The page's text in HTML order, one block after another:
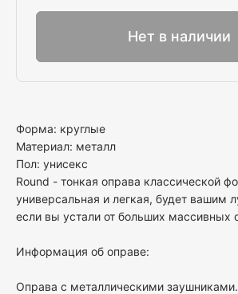
Нет в наличии
Форма: круглые
Материал: металл
Пол: унисекс
Round - тонкая оправа классической
универсальная и легкая, будет вашим
если вы устали от больших массивных
Информация об оправе:
Оправа с металлическими заушниками.